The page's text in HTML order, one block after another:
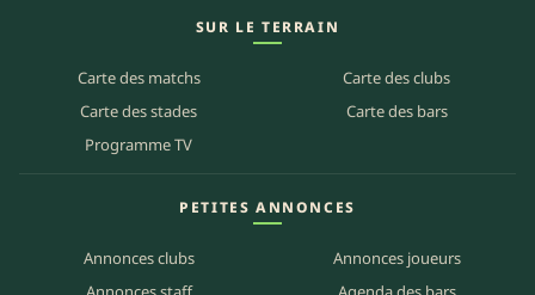
SUR LE TERRAIN
Carte des matchs
Carte des clubs
Carte des stades
Carte des bars
Programme TV
PETITES ANNONCES
Annonces clubs
Annonces joueurs